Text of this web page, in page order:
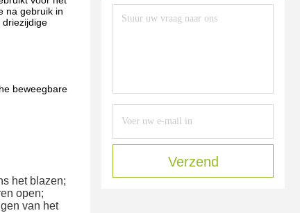
na gebruik in
beweegbare
het blazen;
open;
van het
Verzend